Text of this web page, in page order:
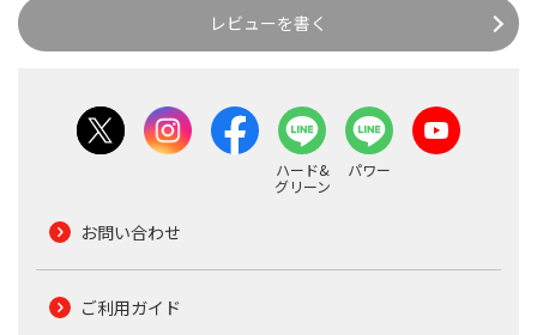
レビューを書く
ハード&
グリーン
パワー
お問い合わせ
ご利用ガイド